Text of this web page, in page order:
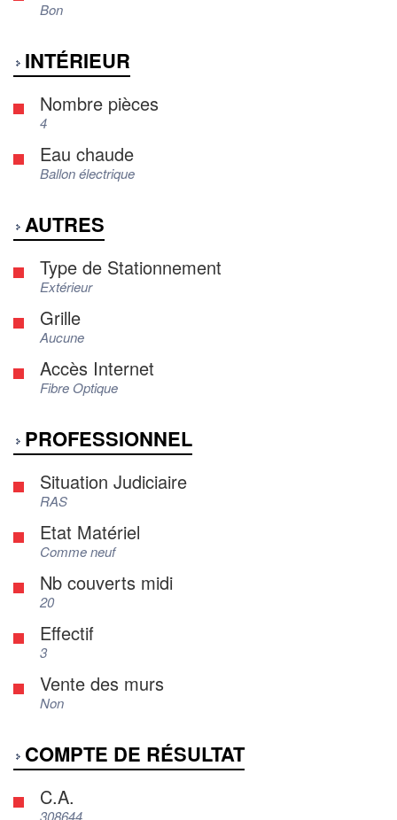
Bon
INTÉRIEUR
Nombre pièces
4
Eau chaude
Ballon électrique
AUTRES
Type de Stationnement
Extérieur
Grille
Aucune
Accès Internet
Fibre Optique
PROFESSIONNEL
Situation Judiciaire
RAS
Etat Matériel
Comme neuf
Nb couverts midi
20
Effectif
3
Vente des murs
Non
COMPTE DE RÉSULTAT
C.A.
308644